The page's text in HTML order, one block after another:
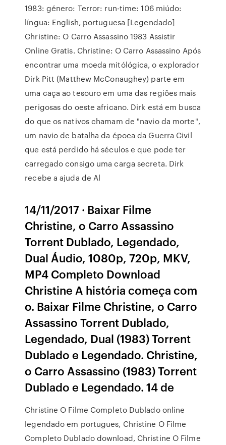
1983: género: Terror: run-time: 106 miúdo:
língua: English, portuguesa [Legendado]
Christine: O Carro Assassino 1983 Assistir
Online Gratis. Christine: O Carro Assassino Após
encontrar uma moeda mitólógica, o explorador
Dirk Pitt (Matthew McConaughey) parte em
uma caça ao tesouro em uma das regiões mais
perigosas do oeste africano. Dirk está em busca
do que os nativos chamam de "navio da morte",
um navio de batalha da época da Guerra Civil
que está perdido há séculos e que pode ter
carregado consigo uma carga secreta. Dirk
recebe a ajuda de Al
14/11/2017 · Baixar Filme
Christine, o Carro Assassino
Torrent Dublado, Legendado,
Dual Áudio, 1080p, 720p, MKV,
MP4 Completo Download
Christine A história começa com
o. Baixar Filme Christine, o Carro
Assassino Torrent Dublado,
Legendado, Dual (1983) Torrent
Dublado e Legendado. Christine,
o Carro Assassino (1983) Torrent
Dublado e Legendado. 14 de
Christine O Filme Completo Dublado online
legendado em portugues, Christine O Filme
Completo Dublado download, Christine O Filme